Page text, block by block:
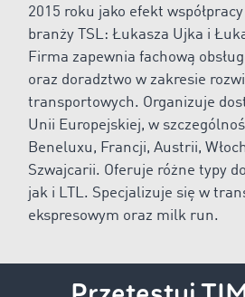
2015 roku jako efekt
branży TSL: Łukasza Ujka i
Firma zapewnia fachową
oraz doradztwo w zakresie
transportowych. Organizuje
Unii Europejskiej, w
Beneluxu, Francji, Austrii,
Szwajcarii. Oferuje różne typy
jak i LTL. Specjalizuje się w
ekspresowym oraz milk run.